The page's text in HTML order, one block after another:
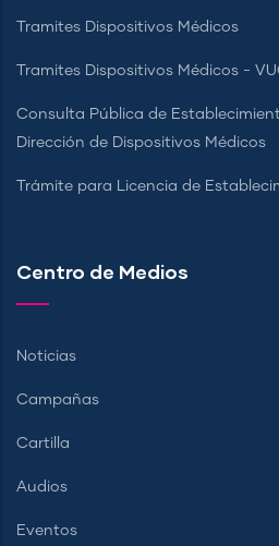
Tramites Dispositivos Médicos
Tramites Dispositivos Médicos -
Consulta Pública de
Dirección de Dispositivos Médicos
Trámite para Licencia de
Centro de Medios
Noticias
Campañas
Cartilla
Audios
Eventos